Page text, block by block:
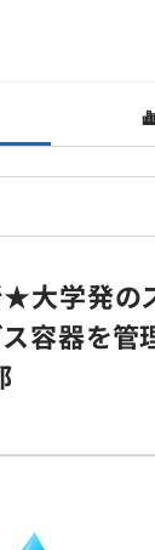
★大学発の
容器を管